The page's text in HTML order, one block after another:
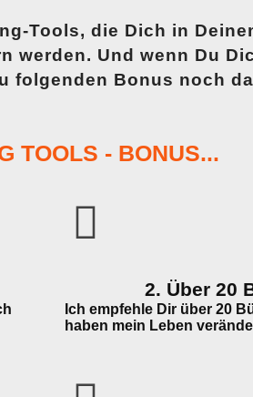
Tools, die Dich in
Und wenn Du
folgenden Bonus noch
TOOLS - BONUS...
2. Über 20
Ich empfehle Dir über 20
haben mein Leben